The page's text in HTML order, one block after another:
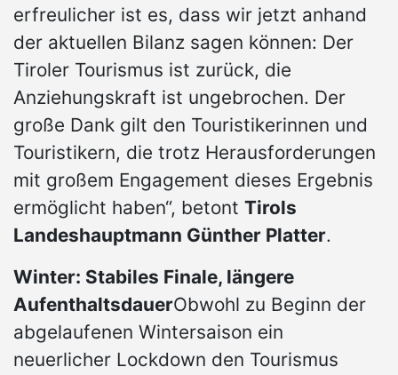
erfreulicher ist es, dass wir jetzt anhand
der aktuellen Bilanz sagen können: Der
Tiroler Tourismus ist zurück, die
Anziehungskraft ist ungebrochen. Der
große Dank gilt den Touristikerinnen und
Touristikern, die trotz Herausforderungen
mit großem Engagement dieses Ergebnis
ermöglicht haben“, betont Tirols
Landeshauptmann Günther Platter.
Winter: Stabiles Finale, längere
AufenthaltsdauerObwohl zu Beginn der
abgelaufenen Wintersaison ein
neuerlicher Lockdown den Tourismus